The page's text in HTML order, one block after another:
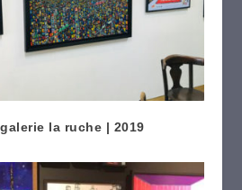
la ruche | 2019